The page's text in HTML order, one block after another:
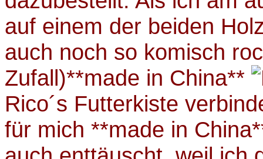
auf einem der beiden
auch noch so komisch
Zufall)**made in China**
Rico´s Futterkiste
für mich **made in